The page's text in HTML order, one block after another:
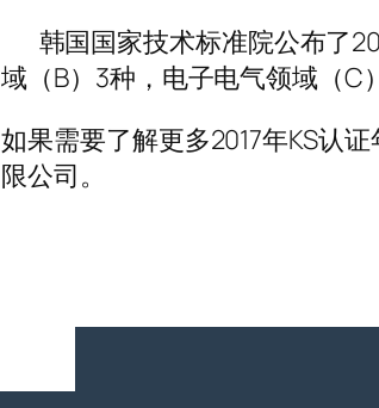
韩国国家技术标准院公布了
域（B）3种，电子电气领域（C
如果需要了解更多2017年KS认
限公司。